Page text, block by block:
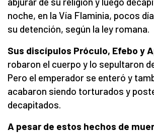
noche, en la Vía Flaminia, pocos
su detención, según la ley romana.
Sus discípulos Próculo, Efebo y
robaron el cuerpo y lo sepultaron
Pero el emperador se enteró y
acabaron siendo torturados y
decapitados.
A pesar de estos hechos de